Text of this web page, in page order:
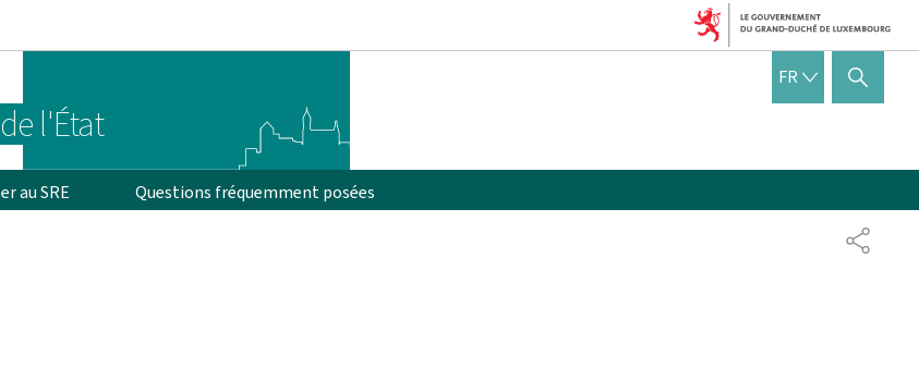
l'État
FR FRANÇAIS
AFFICHER / MASQUER
au SRE
Questions fréquemment posées